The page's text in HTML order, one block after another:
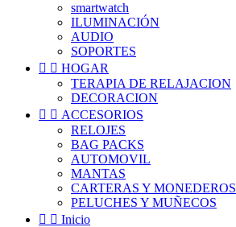
smartwatch
ILUMINACIÓN
AUDIO
SOPORTES
  HOGAR
TERAPIA DE RELAJACION
DECORACION
  ACCESORIOS
RELOJES
BAG PACKS
AUTOMOVIL
MANTAS
CARTERAS Y MONEDEROS
PELUCHES Y MUÑECOS
  Inicio